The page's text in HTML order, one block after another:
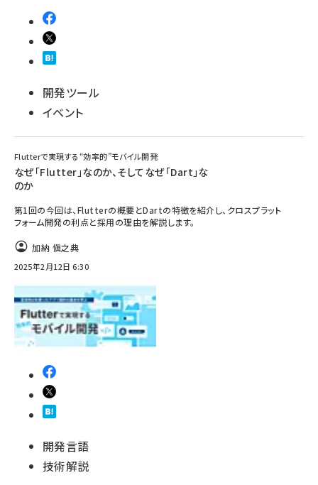
開発ツール
イベント
Flutterで実現する“効率的”モバイル開発
なぜ「Flutter」なのか、そしてなぜ「Dart」な
のか
第1回の今回は、Flutterの概要とDartの特徴を紹介し、クロスプラット
フォーム開発の利点と採用の理由を解説します。
加納 愼之典
2025年2月12日 6:30
開発言語
技術解説